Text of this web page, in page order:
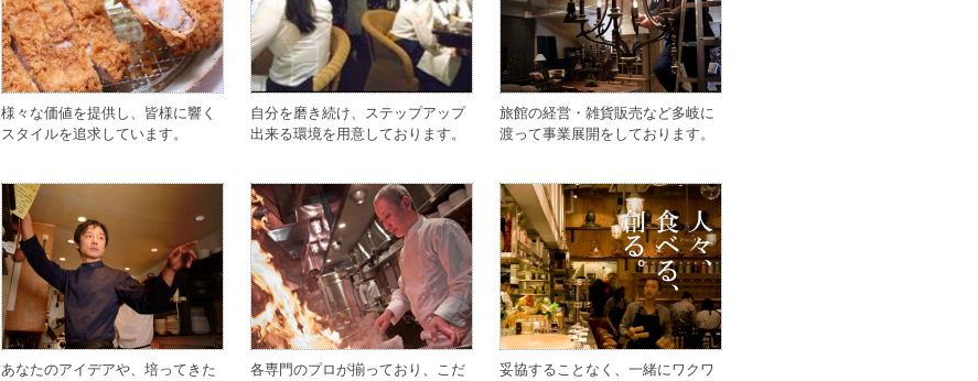
様々な価値を提供し、皆様に響く
スタイルを追求しています。
自分を磨き続け、ステップアップ
出来る環境を用意しております。
旅館の経営・雑貨販売など多岐に
渡って事業展開をしております。
あなたのアイデアや、培ってきた
各専門のプロが揃っており、こだ
妥協することなく、一緒にワクワ